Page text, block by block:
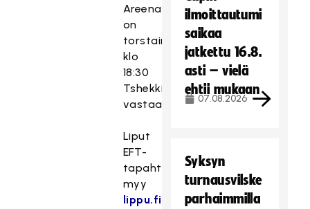
Areenalla
on
torstaina
klo
18:30
Tshekkiä
vastaan.
Liput
EFT-
tapahtumaan
myy
lippu.fi
ilmoittautumi
saikaa
jatkettu 16.8.
asti – vielä
ehtii mukaan
07.08.2026
Syksyn
turnausvilske
parhaimmilla